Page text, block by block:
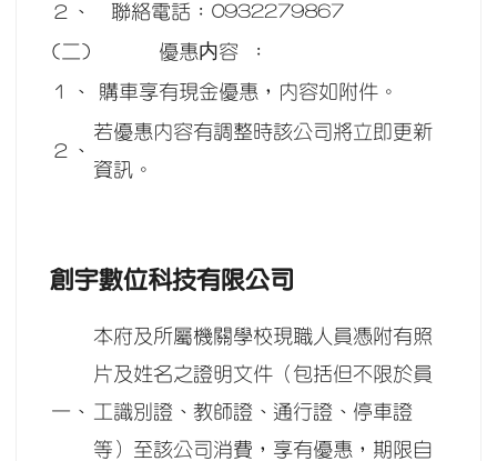
２、
聯絡電話：0932279867
(二)
優惠内容 ：
１、
購車享有現金優惠，內容如附件。
２、
若優惠內容有調整時該公司將立即更新
資訊。
創宇數位科技有限公司
一、
本府及所屬機關學校現職人員憑附有照
片及姓名之證明文件（包括但不限於員
工識別證、教師證、通行證、停車證
等）至該公司消費，享有優惠，期限自